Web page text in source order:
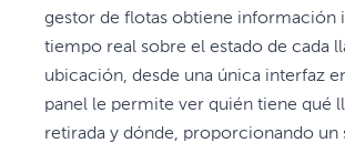
gestor de flotas obtiene información
tiempo real sobre el estado de cada
ubicación, desde una única interfaz
panel le permite ver quién tiene qué
retirada y dónde, proporcionando un